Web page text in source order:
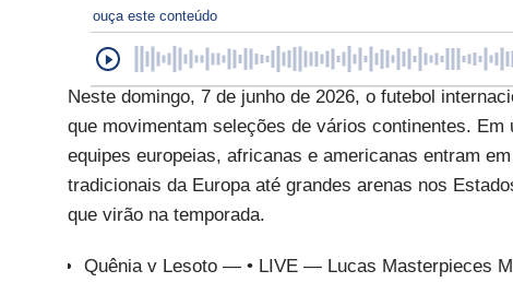
ouça este conteúdo
Neste domingo, 7 de junho de 2026, o futebol
que movimentam seleções de vários continentes.
equipes europeias, africanas e americanas entram
tradicionais da Europa até grandes arenas nos
que virão na temporada.
Quênia v Lesoto — • LIVE — Lucas Masterpieces